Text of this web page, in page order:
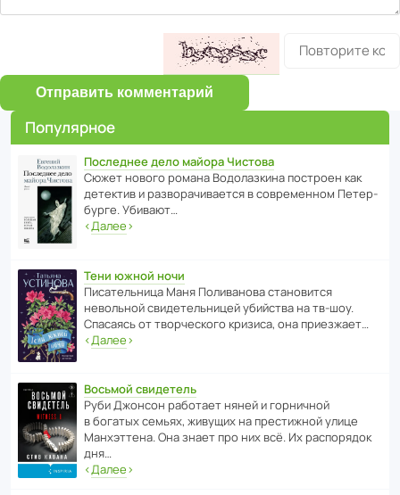
Отправить комментарий
Популярное
Последнее дело майора Чистова
Сюжет нового романа Водо­ла­з­кина пост­роен как
дете­ктив и разво­ра­чи­ва­ется в совре­менном Пете­р­
бурге. Убивают…
‹Далее›
Тени южной ночи
Писа­тель­ница Маня Поли­ва­нова стано­вится
невольной свиде­тель­ницей убийства на тв-шоу.
Спасаясь от твор­че­с­кого кризиса, она приезжает…
‹Далее›
Восьмой свидетель
Руби Джонсон рабо­тает няней и горни­чной
в богатых семьях, живущих на прес­ти­жной улице
Манх­эт­тена. Она знает про них всё. Их распо­рядок
дня…
‹Далее›